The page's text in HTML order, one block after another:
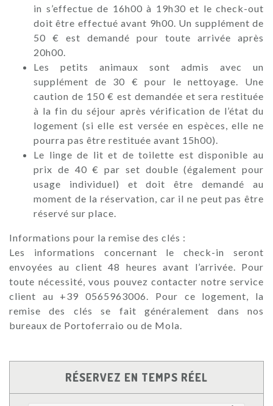
in s’effectue de 16h00 à 19h30 et le check-out
doit être effectué avant 9h00. Un supplément de
50 € est demandé pour toute arrivée après
20h00.
Les petits animaux sont admis avec un
supplément de 30 € pour le nettoyage. Une
caution de 150 € est demandée et sera restituée
à la fin du séjour après vérification de l’état du
logement (si elle est versée en espèces, elle ne
pourra pas être restituée avant 15h00).
Le linge de lit et de toilette est disponible au
prix de 40 € par set double (également pour
usage individuel) et doit être demandé au
moment de la réservation, car il ne peut pas être
réservé sur place.
Informations pour la remise des clés :
Les informations concernant le check-in seront
envoyées au client 48 heures avant l’arrivée. Pour
toute nécessité, vous pouvez contacter notre service
client au +39 0565963006. Pour ce logement, la
remise des clés se fait généralement dans nos
bureaux de Portoferraio ou de Mola.
RÉSERVEZ EN TEMPS RÉEL